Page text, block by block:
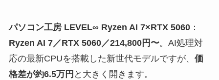
パソコン工房 LEVEL∞ Ryzen AI 7×RTX 5060：
Ryzen AI 7／RTX 5060／214,800円〜。AI処理対
応の最新CPUを搭載した新世代モデルですが、 価
格差が約6.5万円 と大きく開きます。